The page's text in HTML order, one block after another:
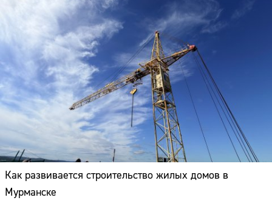
Как развивается строительство жилых домов в
Мурманске